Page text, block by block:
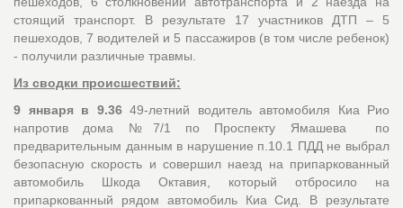
стоящий транспорт. В результате 17 участников ДТП – 5
пешеходов, 7 водителей и 5 пассажиров (в том числе ребенок)
- получили различные травмы.
Из сводки происшествий:
9 января в 9.3649-летний водитель автомобиля Киа Рио
напротив дома №7/1 по Проспекту Ямашева по
предварительным данным в нарушение п.10.1 ПДД не выбрал
безопасную скорость и совершил наезд на припаркованный
автомобиль Шкода Октавия, который отбросило на
припаркованный рядом автомобиль Киа Сид. В результате